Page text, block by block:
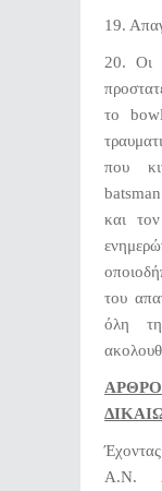
19.
20. Οι
το
που
και
του
όλη
Α.Ν.